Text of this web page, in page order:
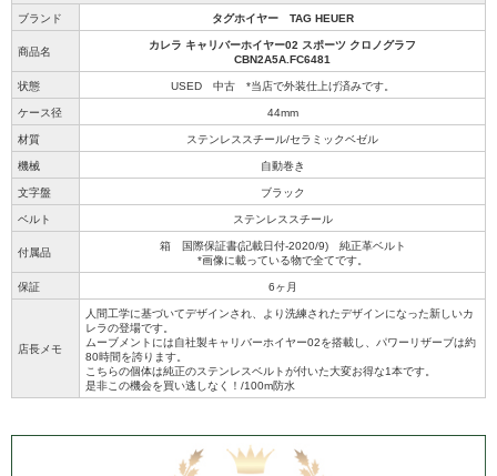
ブランド タグホイヤー TAG HEUER
商品名
カレラ キャリバーホイヤー02 スポーツ クロノグラフ
CBN2A5A.FC6481
状態 USED 中古 *当店で外装仕上げ済みです。
ケース径 44mm
材質 ステンレススチール/セラミックベゼル
機械 自動巻き
文字盤 ブラック
ベルト ステンレススチール
付属品
箱 国際保証書(記載日付-2020/9) 純正革ベルト
*画像に載っている物で全てです。
保証 6ヶ月
店長メモ
人間工学に基づいてデザインされ、より洗練されたデザインになった新しいカ
レラの登場です。
ムーブメントには自社製キャリバーホイヤー02を搭載し、パワーリザーブは約
80時間を誇ります。
こちらの個体は純正のステンレスベルトが付いた大変お得な1本です。
是非この機会を買い逃しなく！/100m防水